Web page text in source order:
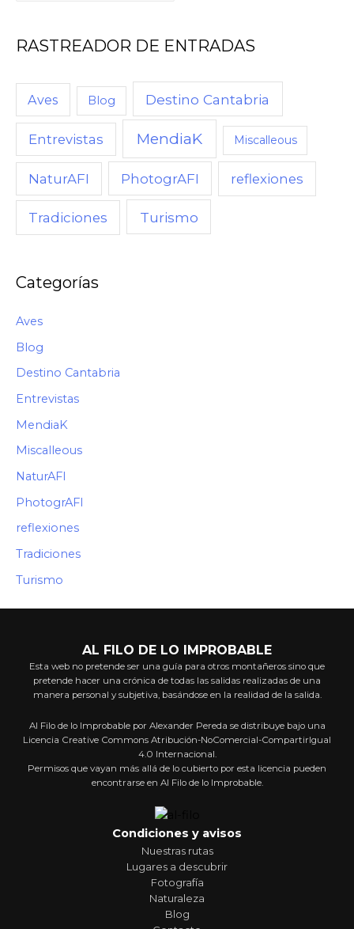
A
D
M
RASTREADOR DE ENTRADAS
Aves Blog Destino Cantabria
Entrevistas MendiaK Miscalleous
NaturAFI PhotogrAFI reflexiones
Tradiciones Turismo
Categorías
Aves
Blog
Destino Cantabria
Entrevistas
MendiaK
Miscalleous
NaturAFI
PhotogrAFI
reflexiones
Tradiciones
Turismo
AL FILO DE LO IMPROBABLE
Esta web no pretende ser una guía para otros montañeros sino que
pretende hacer una crónica de todas las salidas realizadas de una
manera personal y subjetiva, basándose en la realidad de la salida.
Al Filo de lo Improbable por Alexander Pereda se distribuye bajo una
Licencia Creative Commons Atribución-NoComercial-CompartirIgual
4.0 Internacional.
Permisos que vayan más allá de lo cubierto por esta licencia pueden
encontrarse en Al Filo de lo Improbable.
Condiciones y avisos
Nuestras rutas
Lugares a descubrir
Fotografía
Naturaleza
Blog